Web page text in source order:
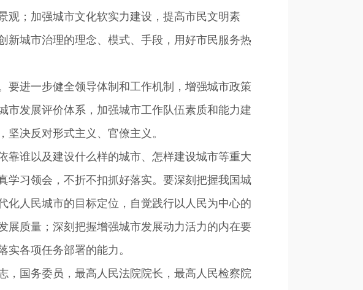
观；加强城市文化软实力建设，提高市民文明素
新城市治理的理念、模式、手段，用好市民服务热
进一步健全领导体制和工作机制，增强城市政策
市发展评价体系，加强城市工作队伍素质和能力建
决反对形式主义、官僚主义。
谁以及建设什么样的城市、怎样建设城市等重大
学习领会，不折不扣抓好落实。要深刻把握我国城
化人民城市的目标定位，自觉践行以人民为中心的
展质量；深刻把握增强城市发展动力活力的内在要
各项任务部署的能力。
国务委员，最高人民法院院长，最高人民检察院